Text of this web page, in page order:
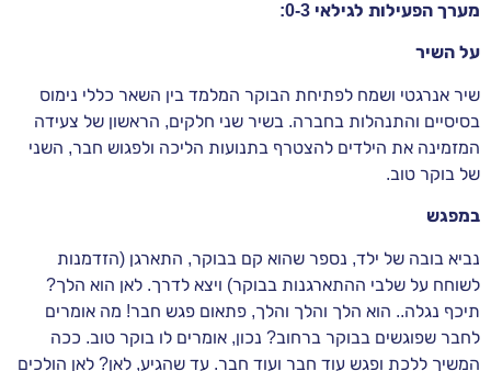
מערך הפעילות לגילאי 0-3:
על השיר
שיר אנרגטי ושמח לפתיחת הבוקר המלמד בין השאר כללי נימוס
בסיסיים והתנהלות בחברה. בשיר שני חלקים, הראשון של צעידה
המזמינה את הילדים להצטרף בתנועות הליכה ולפגוש חבר, השני
של בוקר טוב.
במפגש
נביא בובה של ילד, נספר שהוא קם בבוקר, התארגן (הזדמנות
לשוחח על שלבי ההתארגנות בבוקר) ויצא לדרך. לאן הוא הלך?
תיכף נגלה.. הוא הלך והלך והלך, פתאום פגש חבר! מה אומרים
לחבר שפוגשים בבוקר ברחוב? נכון, אומרים לו בוקר טוב. ככה
המשיך ללכת ופגש עוד חבר ועוד חבר. עד שהגיע, לאן? לאן הולכים